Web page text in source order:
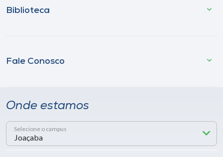
Biblioteca
Fale Conosco
Onde estamos
Selecione o campus